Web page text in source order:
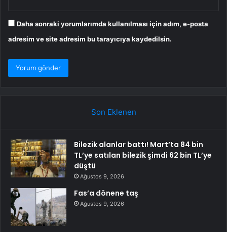
Daha sonraki yorumlarımda kullanılması için adım, e-posta
adresim ve site adresim bu tarayıcıya kaydedilsin.
Son Eklenen
Bilezik alanlar battı! Mart’ta 84 bin
TL’ye satılan bilezik şimdi 62 bin TL’ye
düştü
Ağustos 9, 2026
Fas’a dönene taş
Ağustos 9, 2026